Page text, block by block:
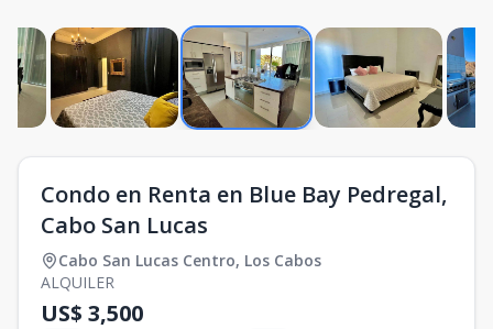
Condo en Renta en Blue Bay Pedregal,
Cabo San Lucas
Cabo San Lucas Centro, Los Cabos
ALQUILER
US$ 3,500